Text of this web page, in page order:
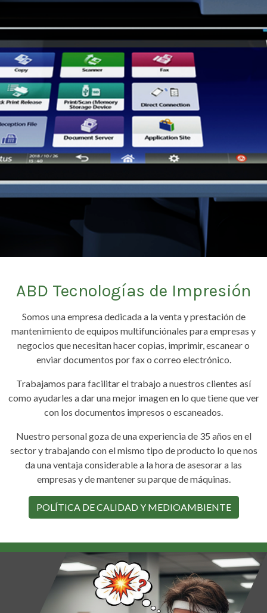
ABD Tecnologías de Impresión
Somos una empresa dedicada a la venta y prestación de
mantenimiento de equipos multifunciónales para empresas y
negocios que necesitan hacer copias, imprimir, escanear o
enviar documentos por fax o correo electrónico.
Trabajamos para facilitar el trabajo a nuestros clientes así
como ayudarles a dar una mejor imagen en lo que tiene que ver
con los documentos impresos o escaneados.
Nuestro personal goza de una experiencia de 35 años en el
sector y trabajando con el mismo tipo de producto lo que nos
da una ventaja considerable a la hora de asesorar a las
empresas y de mantener su parque de máquinas.
POLÍTICA DE CALIDAD Y MEDIOAMBIENTE